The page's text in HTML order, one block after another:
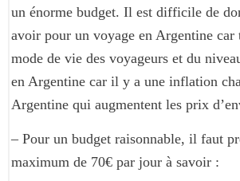
un énorme budget. Il est difficile de
avoir pour un voyage en Argentine car
mode de vie des voyageurs et du
en Argentine car il y a une inflation
Argentine qui augmentent les prix
– Pour un budget raisonnable, il faut
maximum de 70€ par jour à savoir :